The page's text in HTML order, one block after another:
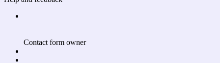
Contact form owner